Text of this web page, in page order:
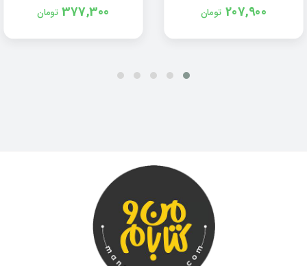
207,900 تومان 377,300 تومان